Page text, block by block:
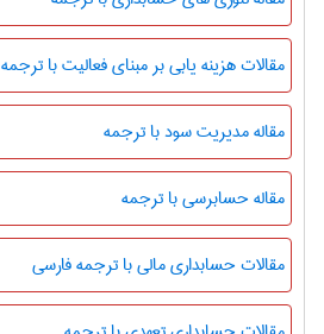
مقالات هزینه یابی بر مبنای فعالیت با ترجمه
مقاله مدیریت سود با ترجمه
مقاله حسابرسی با ترجمه
مقالات حسابداری مالی با ترجمه فارسی